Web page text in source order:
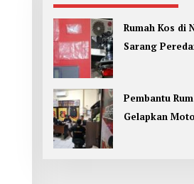
Rumah Kos di
Sarang
Pembantu
Gelapkan